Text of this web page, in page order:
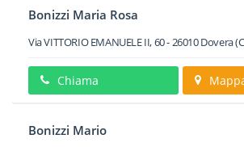
Bonizzi Maria Rosa
Via VITTORIO EMANUELE II, 60-26010Dovera
Chiama
Bonizzi Mario